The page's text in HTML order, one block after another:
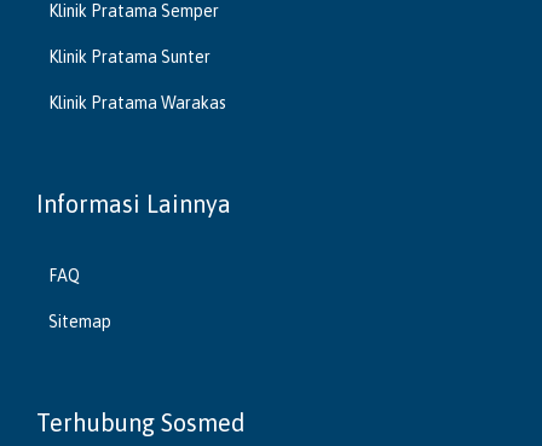
Klinik Pratama Semper
Klinik Pratama Sunter
Klinik Pratama Warakas
Informasi Lainnya
FAQ
Sitemap
Terhubung Sosmed